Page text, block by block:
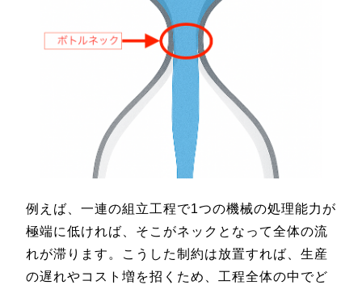
例えば、一連の組立工程で1つの機械の処理能力が
極端に低ければ、そこがネックとなって全体の流
れが滞ります。こうした制約は放置すれば、生産
の遅れやコスト増を招くため、工程全体の中でど